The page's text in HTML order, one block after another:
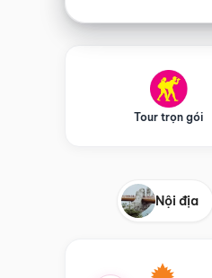
Tour trọn gói
Nội địa